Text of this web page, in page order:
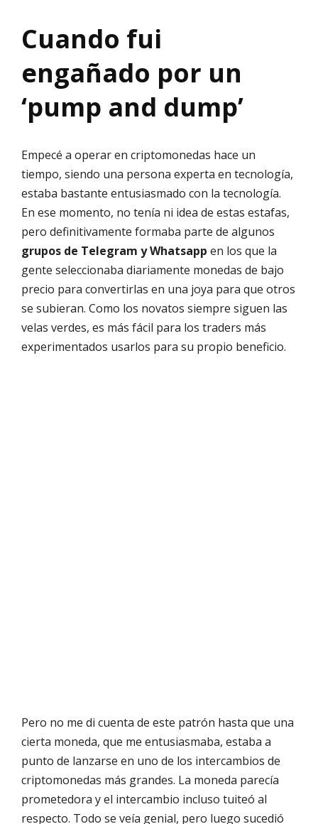
Cuando fui
engañado por un
‘pump and dump’
Empecé a operar en criptomonedas hace un
tiempo, siendo una persona experta en tecnología,
estaba bastante entusiasmado con la tecnología.
En ese momento, no tenía ni idea de estas estafas,
pero definitivamente formaba parte de algunos
grupos de Telegram y Whatsapp en los que la
gente seleccionaba diariamente monedas de bajo
precio para convertirlas en una joya para que otros
se subieran. Como los novatos siempre siguen las
velas verdes, es más fácil para los traders más
experimentados usarlos para su propio beneficio.
Pero no me di cuenta de este patrón hasta que una
cierta moneda, que me entusiasmaba, estaba a
punto de lanzarse en uno de los intercambios de
criptomonedas más grandes. La moneda parecía
prometedora y el intercambio incluso tuiteó al
respecto. Todo se veía genial, pero luego sucedió